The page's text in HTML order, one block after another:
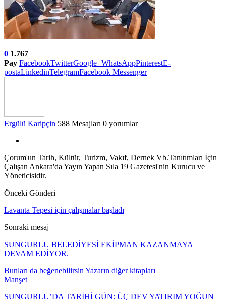
0 1.767
Pay FacebookTwitterGoogle+WhatsAppPinterestE-
postaLinkedinTelegramFacebook Messenger
Ergülü Karipçin 588 Mesajları 0 yorumlar
Çorum'un Tarih, Kültür, Turizm, Vakıf, Dernek Vb.Tanıtımları İçin
Çalışan Ankara'da Yayın Yapan Sıla 19 Gazetesi'nin Kurucu ve
Yöneticisidir.
Önceki Gönderi
Lavanta Tepesi için çalışmalar başladı
Sonraki mesaj
SUNGURLU BELEDİYESİ EKİPMAN KAZANMAYA
DEVAM EDİYOR.
Bunları da beğenebilirsin Yazarın diğer kitapları
Manşet
SUNGURLU’DA TARİHİ GÜN: ÜÇ DEV YATIRIM YOĞUN